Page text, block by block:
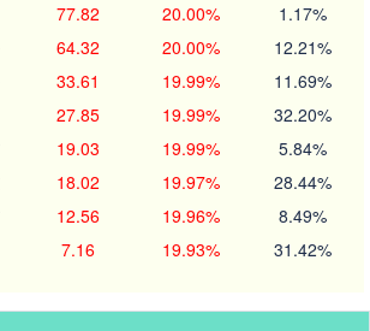
77.82 20.00% 1.17%
64.32 20.00% 12.21%
33.61 19.99% 11.69%
27.85 19.99% 32.20%
19.03 19.99% 5.84%
18.02 19.97% 28.44%
12.56 19.96% 8.49%
7.16 19.93% 31.42%